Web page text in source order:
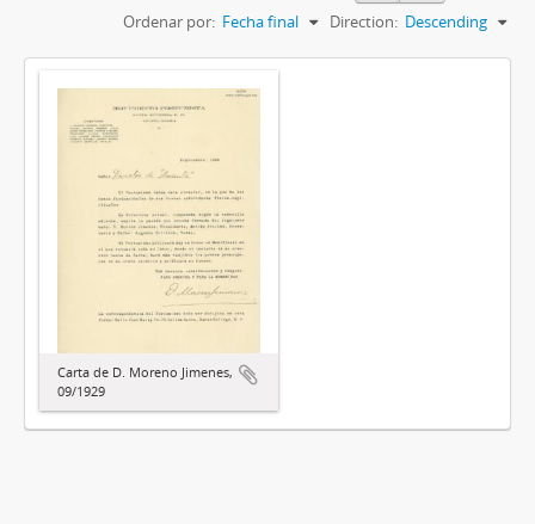
Ordenar por: Fecha final Direction: Descending
Carta de D. Moreno Jimenes,
09/1929